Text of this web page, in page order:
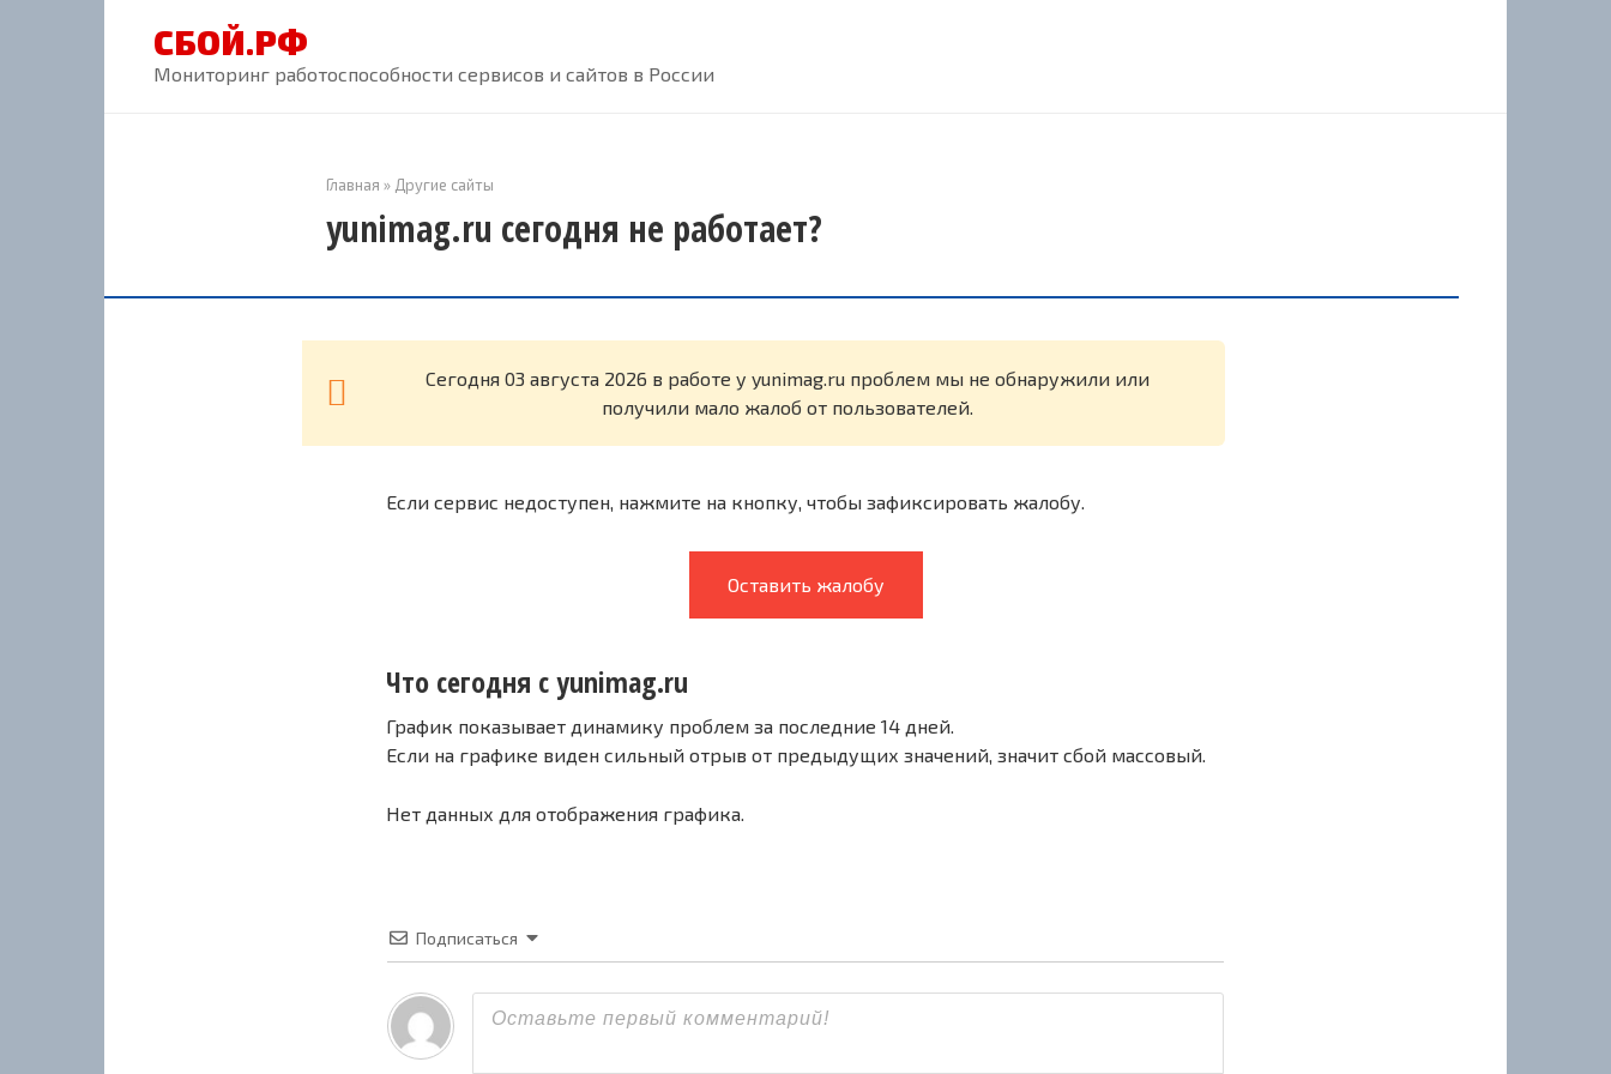
СБОЙ.РФ
Мониторинг работоспособности сервисов и сайтов в России
Главная » Другие сайты
yunimag.ru сегодня не работает?
Cегодня 03 августа 2026 в работе у yunimag.ru проблем мы не обнаружили или
получили мало жалоб от пользователей.
Если сервис недоступен, нажмите на кнопку, чтобы зафиксировать жалобу.
Оставить жалобу
Что сегодня с yunimag.ru
График показывает динамику проблем за последние 14 дней.
Если на графике виден сильный отрыв от предыдущих значений, значит сбой массовый.
Нет данных для отображения графика.
Подписаться